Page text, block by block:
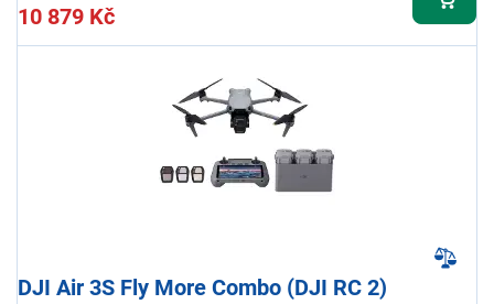
10 879 Kč
DJI Air 3S Fly More Combo (DJI RC 2)